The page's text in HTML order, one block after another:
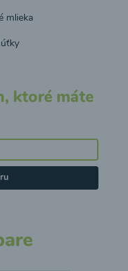
mlieka
ktoré máte